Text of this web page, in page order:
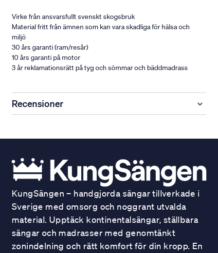
Virke från ansvarsfullt svenskt skogsbruk
Material fritt från ämnen som kan vara skadliga för hälsa och
miljö
30 års garanti (ram/resår)
10 års garanti på motor
3 år reklamationsrätt på tyg och sömmar och bäddmadrass
Recensioner
KungSängen – handgjorda sängar tillverkade i
Sverige med omsorg och noggrant utvalda
material. Upptäck kontinentalsängar, ställbara
sängar och madrasser med genomtänkt
zonindelning och rätt komfort för din kropp. En